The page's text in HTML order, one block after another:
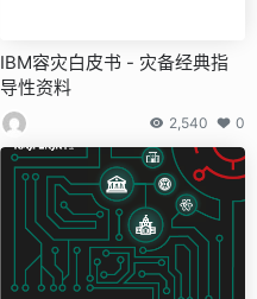
IBM容灾白皮书 - 灾备经典指
导性资料
2,540 0